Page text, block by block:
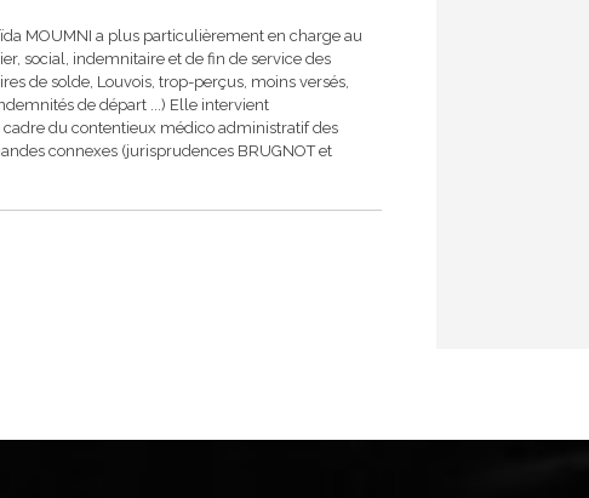
MOUMNI a plus particulièrement en charge au
social, indemnitaire et de fin de service des
de solde, Louvois, trop-perçus, moins versés,
de départ ...) Elle intervient
du contentieux médico administratif des
connexes (jurisprudences BRUGNOT et